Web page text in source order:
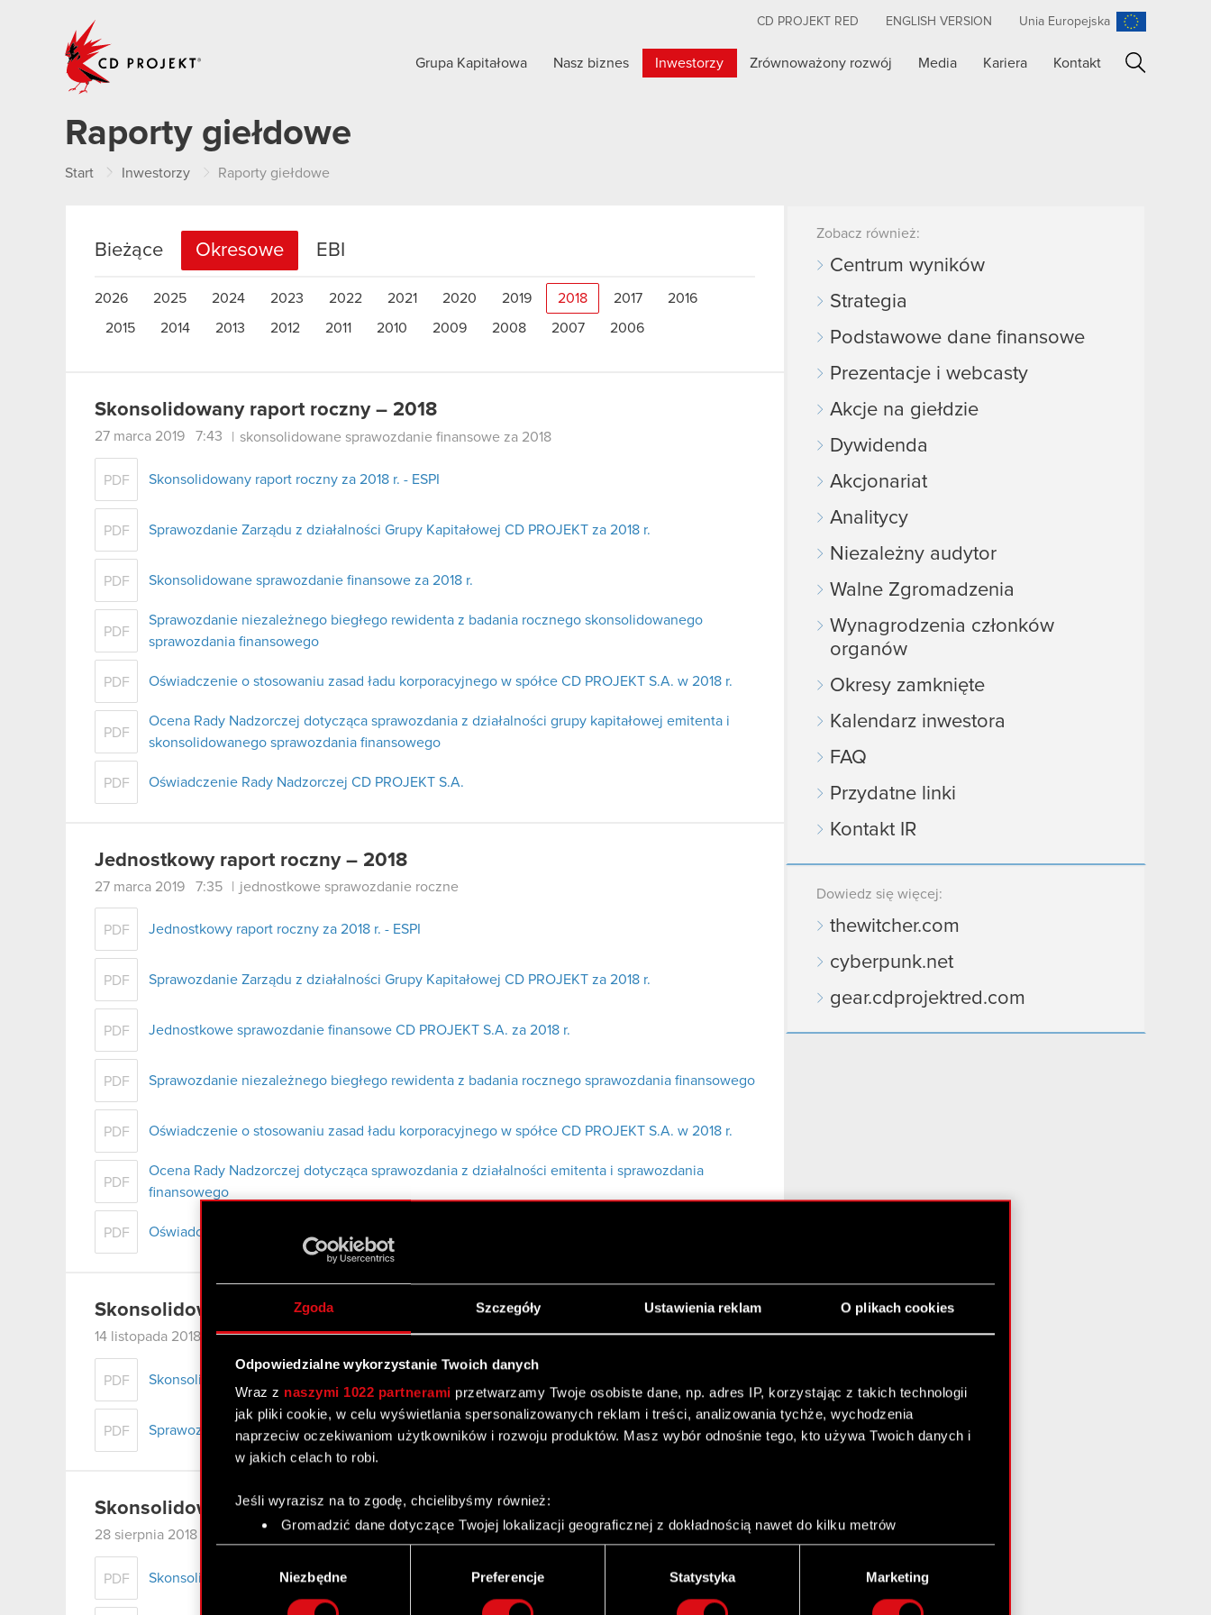
Zgoda Szczegóły Ustawienia reklam O plikach cookies
Odpowiedzialne wykorzystanie Twoich danych
Wraz z naszymi 1022 partnerami przetwarzamy Twoje osobiste dane, np. adres IP, korzystając z takich technologii
jak pliki cookie, w celu wyświetlania spersonalizowanych reklam i treści, analizowania tychże, wychodzenia
naprzeciw oczekiwaniom użytkowników i rozwoju produktów. Masz wybór odnośnie tego, kto używa Twoich danych i
w jakich celach to robi.
Jeśli wyrazisz na to zgodę, chcielibyśmy również:
Gromadzić dane dotyczące Twojej lokalizacji geograficznej z dokładnością nawet do kilku metrów
Identyfikować Twoje urządzenie, aktywnie analizując charakteryzującego je zbiory danych (fingerprinting,
Dowiedz się więcej odnośnie tego, jak Twoje osobiste dane są przetwarzane oraz ustaw własne preferencje w
szczegółów . W Deklaracji plików cookie możesz zmienić lub wycofać swoją zgodę w dowolnej chwili.
Niezbędne Preferencje Statystyka Marketing
CD PROJEKT RED ENGLISH VERSION Unia Europejska
Grupa Kapitałowa Nasz biznes Inwestorzy Zrównoważony rozwój Media Kariera Kontakt
Raporty giełdowe
Start Inwestorzy Raporty giełdowe
Bieżące Okresowe EBI
2026 2025 2024 2023 2022 2021 2020 2019 2018 2017 2016
2015 2014 2013 2012 2011 2010 2009 2008 2007 2006
Skonsolidowany raport roczny – 2018
27 marca 2019 7:43 skonsolidowane sprawozdanie finansowe za 2018
PDF Skonsolidowany raport roczny za 2018 r. - ESPI
PDF Sprawozdanie Zarządu z działalności Grupy Kapitałowej CD PROJEKT za 2018 r.
PDF Skonsolidowane sprawozdanie finansowe za 2018 r.
PDF
Sprawozdanie niezależnego biegłego rewidenta z badania rocznego skonsolidowanego
sprawozdania finansowego
PDF Oświadczenie o stosowaniu zasad ładu korporacyjnego w spółce CD PROJEKT S.A. w 2018 r.
PDF
Ocena Rady Nadzorczej dotycząca sprawozdania z działalności grupy kapitałowej emitenta i
skonsolidowanego sprawozdania finansowego
PDF Oświadczenie Rady Nadzorczej CD PROJEKT S.A.
Jednostkowy raport roczny – 2018
27 marca 2019 7:35 jednostkowe sprawozdanie roczne
PDF Jednostkowy raport roczny za 2018 r. - ESPI
PDF Sprawozdanie Zarządu z działalności Grupy Kapitałowej CD PROJEKT za 2018 r.
PDF Jednostkowe sprawozdanie finansowe CD PROJEKT S.A. za 2018 r.
PDF Sprawozdanie niezależnego biegłego rewidenta z badania rocznego sprawozdania finansowego
PDF Oświadczenie o stosowaniu zasad ładu korporacyjnego w spółce CD PROJEKT S.A. w 2018 r.
PDF
Ocena Rady Nadzorczej dotycząca sprawozdania z działalności emitenta i sprawozdania
finansowego
PDF Oświadczenie Rady Nadzorczej CD PROJEKT S.A.
Skonsolidowany raport kwartalny – 3 kw. 2018
14 listopada 2018 7:12
PDF Skonsolidowany raport za 3 kw. 2018 r. ESPI
PDF Sprawozdanie finansowe Grupy Kapitałowej CD PROJEKT za III kwartał 2018 r.
Skonsolidowany raport półroczny – 2018
28 sierpnia 2018 6:54
PDF Skonsolidowany raport za I półrocze 2018 r. ESPI
Zobacz również:
Centrum wyników
Strategia
Podstawowe dane finansowe
Prezentacje i webcasty
Akcje na giełdzie
Dywidenda
Akcjonariat
Analitycy
Niezależny audytor
Walne Zgromadzenia
Wynagrodzenia członków
organów
Okresy zamknięte
Kalendarz inwestora
FAQ
Przydatne linki
Kontakt IR
Dowiedz się więcej:
thewitcher.com
cyberpunk.net
gear.cdprojektred.com